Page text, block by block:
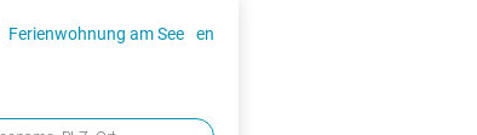
Ferienwohnung am See en